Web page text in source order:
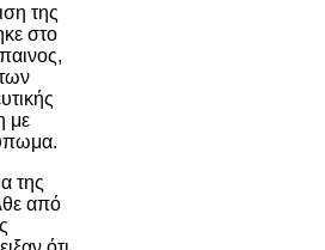
της
στο
με
της
από